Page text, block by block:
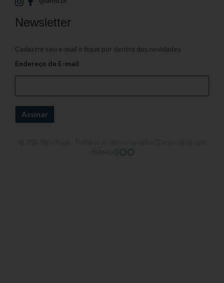
Newsletter
Cadastre seu e-mail e fique por dentro das novidades
Endereço de E-mail